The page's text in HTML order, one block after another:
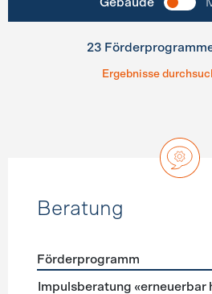
23
Ergebnisse
Beratung
Förderprogramme Beratung
Förderprogramm
Impulsberatung «erneuerbar